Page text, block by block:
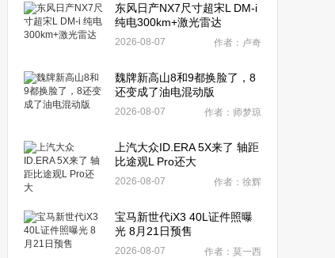
东风日产NX7尺寸超宋L DM-i
纯电300km+激光雷达
2026-08-07 作者：卢奇
魏牌新高山8和9都换脸了，8
还变成了油电混动版
2026-08-07 作者：师梦琼
上汽大众ID.ERA 5X来了 轴距
比途观L Pro还大
2026-08-07 作者：徐辉
宝马新世代iX3 40L证件照曝
光 8月21日预售
2026-08-07 作者：莫一西